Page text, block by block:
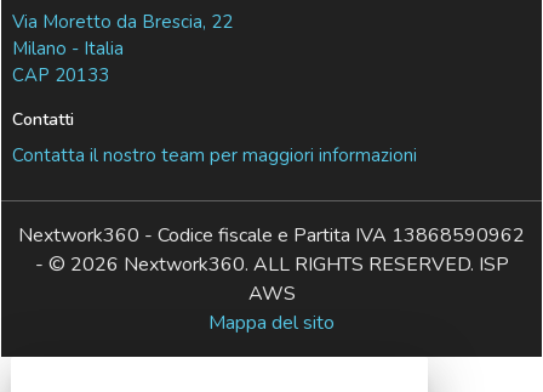
Via Moretto da Brescia, 22
Milano - Italia
CAP 20133
Contatti
Contatta il nostro team per maggiori informazioni
Nextwork360 - Codice fiscale e Partita IVA 13868590962
- © 2026 Nextwork360. ALL RIGHTS RESERVED. ISP
AWS
Mappa del sito